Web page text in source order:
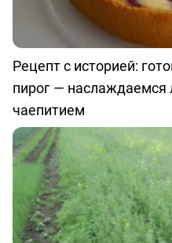
Рецепт с историей:
пирог — наслаждаемся
чаепитием